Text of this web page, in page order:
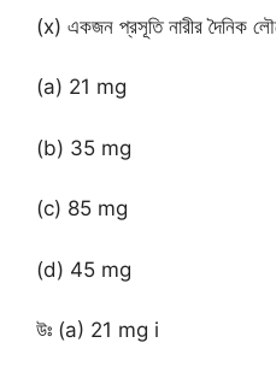
(x) একজন প্রসূতি নারীর দৈনিক
(a) 21 mg
(b) 35 mg
(c) 85 mg
(d) 45 mg
উঃ (a) 21 mg i